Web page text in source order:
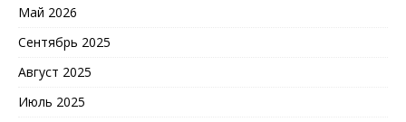
Май 2026
Сентябрь 2025
Август 2025
Июль 2025